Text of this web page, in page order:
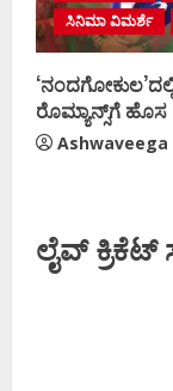
ಸಿನಿಮಾ ವಿಮರ್ಶೆ
ರೊಮ್ಯಾನ್ಸ್‌ಗೆ
Ashwaveega
ಲೈವ್ ಕ್ರಿಕೆಟ್